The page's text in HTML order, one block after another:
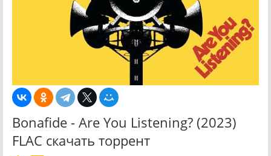
Bonafide - Are You Listening? (2023)
FLAC скачать торрент